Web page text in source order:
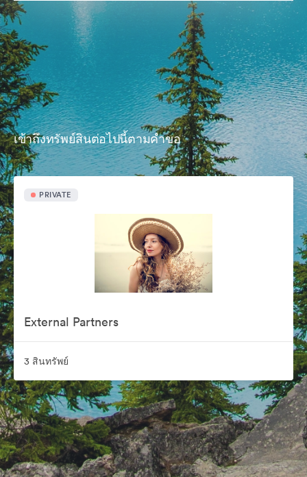
เข้าถึงทรัพย์สินต่อไปนี้ตามคำขอ
PRIVATE
External Partners
3 สินทรัพย์